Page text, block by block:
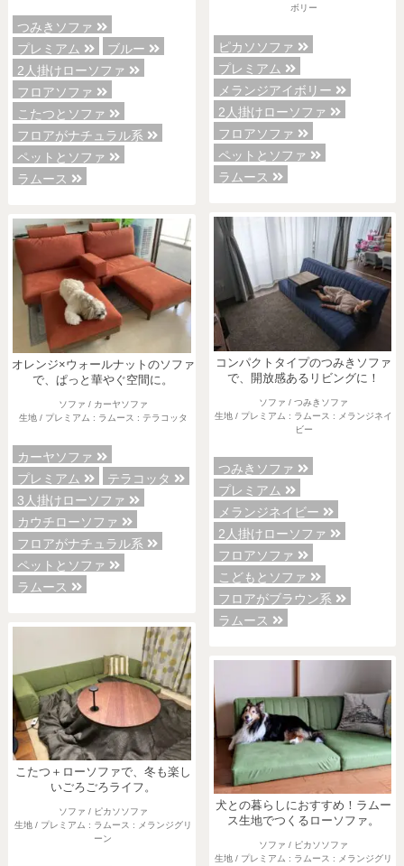
各地で出張ショールームを開催！
この機会にHAREMのソファをお試しくだ
さい。
※一部日時は予約制
詳しくはこちら
つみきソファ
プレミアム
ブルー
2人掛けローソファ
フロアソファ
こたつとソファ
フロアがナチュラル系
ペットとソファ
ラムース
オレンジ×ウォールナットのソファ
で、ぱっと華やぐ空間に。
ソファ / カーヤソファ
生地 / プレミアム : ラムース : テラコッタ
カーヤソファ
プレミアム
テラコッタ
3人掛けローソファ
カウチローソファ
フロアがナチュラル系
ペットとソファ
ラムース
こたつ＋ローソファで、冬も楽し
いごろごろライフ。
ソファ / ピカソソファ
生地 / プレミアム : ラムース : メランジグリ
ーン
ボリー
ピカソソファ
プレミアム
メランジアイボリー
2人掛けローソファ
フロアソファ
ペットとソファ
ラムース
コンパクトタイプのつみきソファ
で、開放感あるリビングに！
ソファ / つみきソファ
生地 / プレミアム : ラムース : メランジネイ
ビー
つみきソファ
プレミアム
メランジネイビー
2人掛けローソファ
フロアソファ
こどもとソファ
フロアがブラウン系
ラムース
犬との暮らしにおすすめ！ラムー
ス生地でつくるローソファ。
ソファ / ピカソソファ
生地 / プレミアム : ラムース : メランジグリ